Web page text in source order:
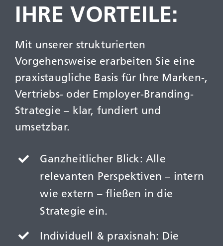
IHRE VORTEILE:
Mit unserer strukturierten
Vorgehensweise erarbeiten Sie eine
praxistaugliche Basis für Ihre Marken-,
Vertriebs- oder Employer-Branding-
Strategie – klar, fundiert und
umsetzbar.
Ganzheitlicher Blick: Alle
relevanten Perspektiven – intern
wie extern – fließen in die
Strategie ein.
Individuell & praxisnah: Die